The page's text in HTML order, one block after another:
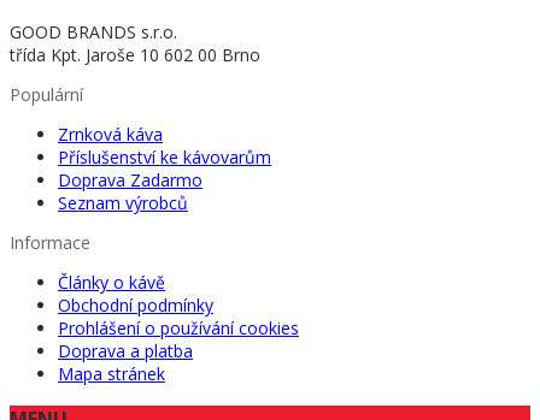
GOOD BRANDS s.r.o.
třída Kpt. Jaroše 10 602 00 Brno
Populární
Zrnková káva
Příslušenství ke kávovarům
Doprava Zadarmo
Seznam výrobců
Informace
Články o kávě
Obchodní podmínky
Prohlášení o používání cookies
Doprava a platba
Mapa stránek